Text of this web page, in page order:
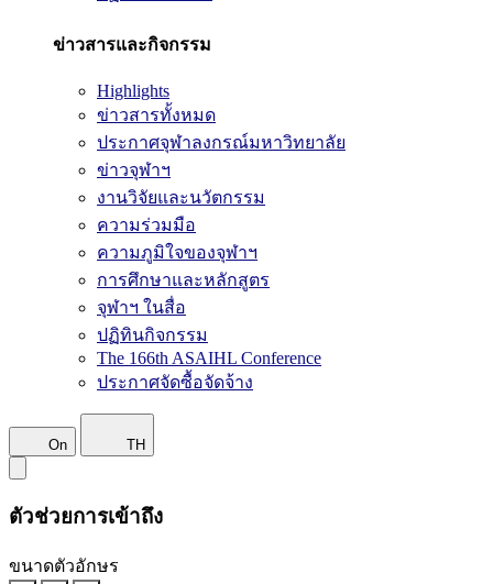
ข่าวสารและกิจกรรม
Highlights
ข่าวสารทั้งหมด
ประกาศจุฬาลงกรณ์มหาวิทยาลัย
ข่าวจุฬาฯ
งานวิจัยและนวัตกรรม
ความร่วมมือ
ความภูมิใจของจุฬาฯ
การศึกษาและหลักสูตร
จุฬาฯ ในสื่อ
ปฏิทินกิจกรรม
The 166th ASAIHL Conference
ประกาศจัดซื้อจัดจ้าง
On TH
ตัวช่วยการเข้าถึง
ขนาดตัวอักษร